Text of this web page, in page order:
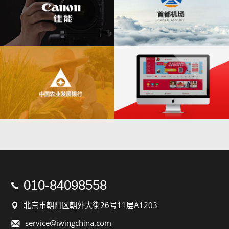
 010-84098558
 北京市朝阳区朝外大街26号11层A1203
 service@iwingchina.com